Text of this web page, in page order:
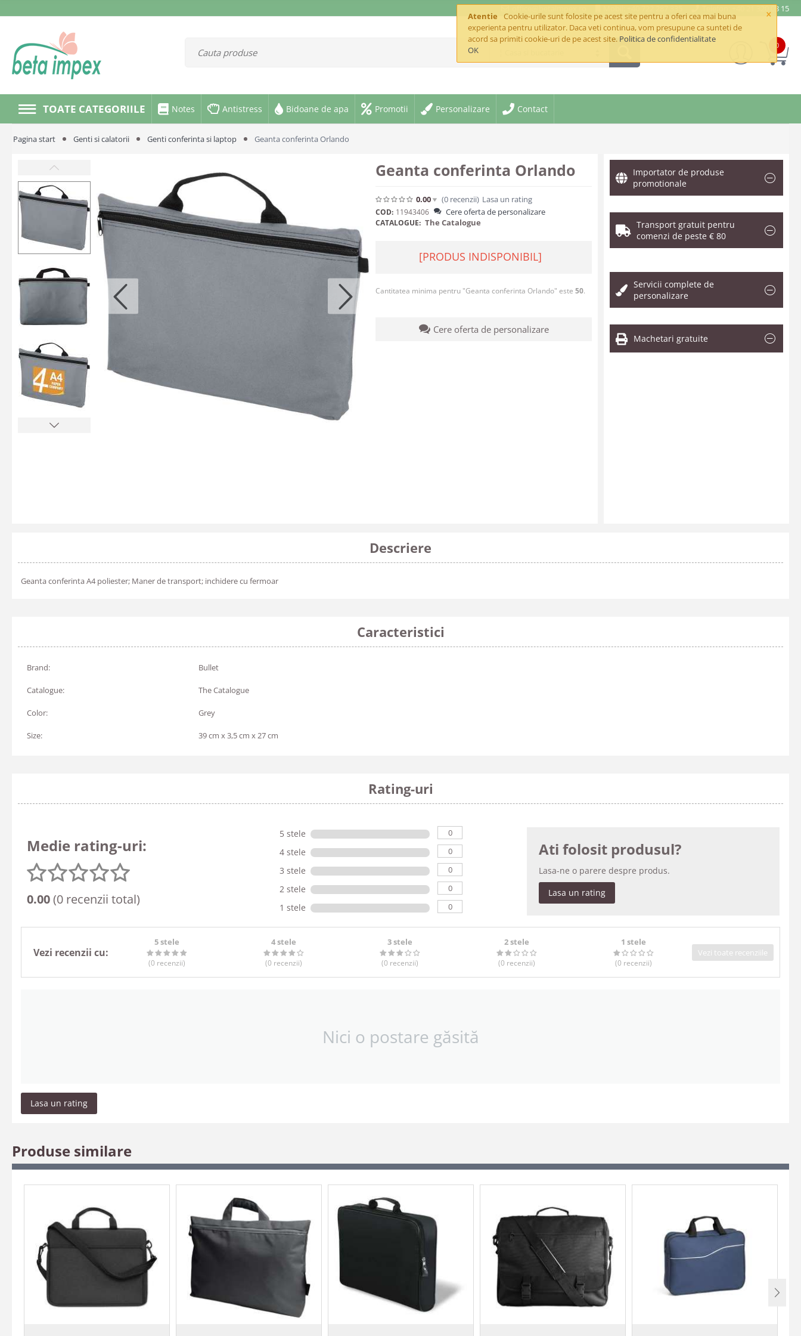
×
Atentie
Cookie-urile sunt folosite pe acest site pentru a oferi cea mai buna
experienta pentru utilizator. Daca veti continua, vom presupune ca sunteti de
acord sa primiti cookie-uri de pe acest site. Politica de confidentialitate
OK
office@betaimpex.ro Mobil: +40 722 287 335 Telefon: +40 21 320 03 15
0
TOATE CATEGORIILE Notes Antistress Bidoane de apa Promotii Personalizare Contact
Pagina start Genti si calatorii Genti conferinta si laptop Geanta conferinta Orlando
Geanta conferinta Orlando
0.00 (0 recenzii) Lasa un rating
COD: 11943406 Cere oferta de personalizare
CATALOGUE: The Catalogue
[PRODUS INDISPONIBIL]
Cantitatea minima pentru "Geanta conferinta Orlando" este 50.
Cere oferta de personalizare
Importator de produse
promotionale
Transport gratuit pentru
comenzi de peste € 80
Servicii complete de
personalizare
Machetari gratuite
Descriere
Geanta conferinta A4 poliester; Maner de transport; inchidere cu fermoar
Caracteristici
Brand: Bullet
Catalogue: The Catalogue
Color: Grey
Size: 39 cm x 3,5 cm x 27 cm
Rating-uri
Medie rating-uri:
0.00(0 recenzii total)
5 stele 0
4 stele 0
3 stele 0
2 stele 0
1 stele 0
Ati folosit produsul?
Lasa-ne o parere despre produs.
Lasa un rating
Vezi recenzii cu:
5 stele
(0 recenzii)
4 stele
(0 recenzii)
3 stele
(0 recenzii)
2 stele
(0 recenzii)
1 stele
(0 recenzii)
Vezi toate recenziile
Nici o postare găsită
Lasa un rating
Produse similare